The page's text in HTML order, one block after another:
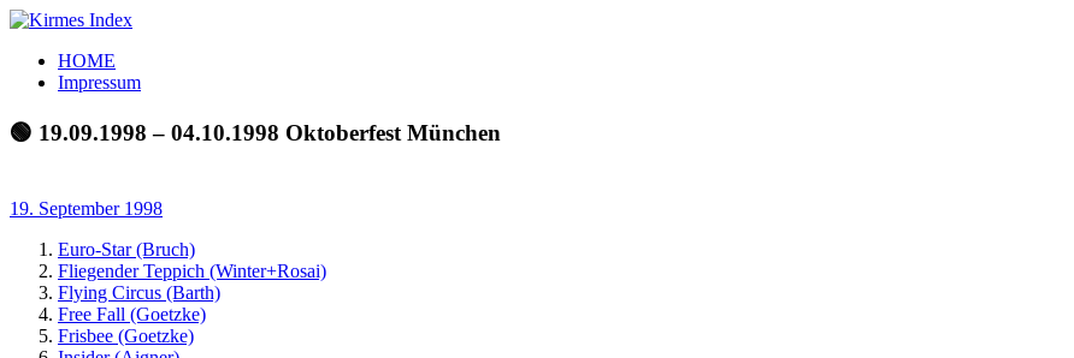
Zum
springen
Kirmes
Index
Tourpläne
der
letzten
HOME
Impressum
🟢 19.09.1998 – 04.10.1998 Oktoberfest München
19. September 1998
Euro-Star (Bruch)
Fliegender Teppich (Winter+Rosai)
Flying Circus (Barth)
Free Fall (Goetzke)
Frisbee (Goetzke)